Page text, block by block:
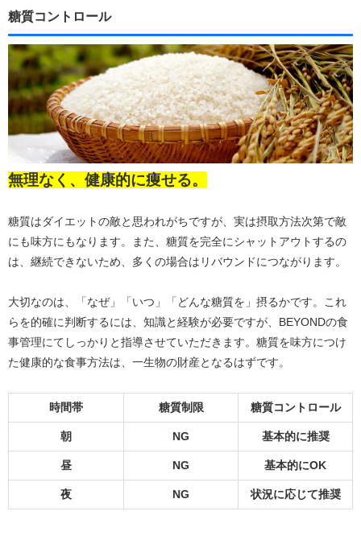
糖質コントロール
無理なく、健康的に痩せる。
糖質はダイエットの敵と思われがちですが、実は摂取方法次第で敵
にも味方にもなります。また、糖質を完全にシャットアウトするの
は、継続できないため、多くの場合はリバウンドにつながります。
大切なのは、「なぜ」「いつ」「どんな糖質を」摂るかです。これ
らを的確に判断するには、知識と経験が必要ですが、BEYONDの食
事管理にてしっかりと指導させていただきます。糖質を味方につけ
た健康的な食事方法は、一生物の財産となるはずです。
時間帯 糖質制限 糖質コントロール
朝 NG 基本的に推奨
昼 NG 基本的にOK
夜 NG 状況に応じて推奨